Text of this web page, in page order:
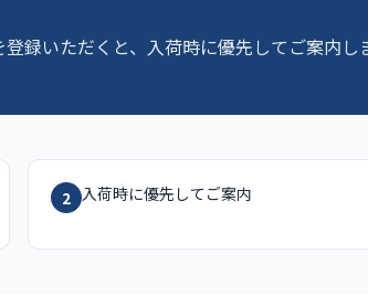
録いただくと、入荷時に優先してご案内し
2 入荷時に優先してご案内